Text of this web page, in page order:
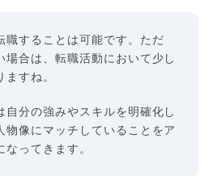
職することは可能です。ただ
場合は、転職活動において少し
すね。
自分の強みやスキルを明確化し
物像にマッチしていることをア
ってきます。